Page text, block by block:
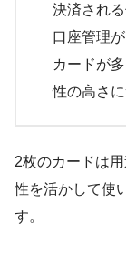
決済され
口座管理
カードが
性の高さに
2枚のカードは
性を活かして使
す。